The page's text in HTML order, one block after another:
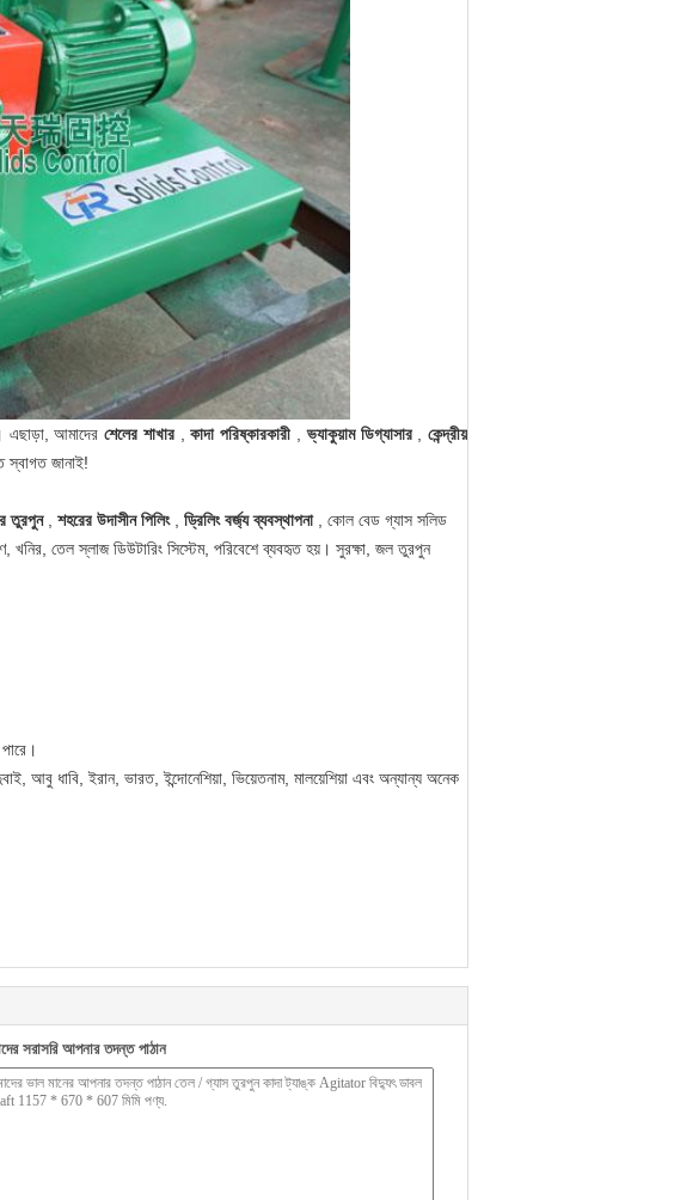
এছাড়া, আমাদেরশেলের শাখার,কাদা পরিষ্কারকারী ,ভ্যাকুয়াম ডিগ্যাসার,কেন্দ্রীয়
জানাই!
তুরপুন, শহরের উদাসীন পিলিং, ড্রিলিং বর্জ্য ব্যবস্থাপনা, কোল বেড গ্যাস সলিড
খনির, তেল স্লাজ ডিউটারিং সিস্টেম, পরিবেশে ব্যবহৃত হয়। সুরক্ষা, জল তুরপুন
আবু ধাবি, ইরান, ভারত, ইন্দোনেশিয়া, ভিয়েতনাম, মালয়েশিয়া এবং অন্যান্য অনেক
সরাসরি আপনার তদন্ত পাঠান